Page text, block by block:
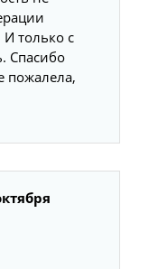
только с
Спасибо
пожалела,